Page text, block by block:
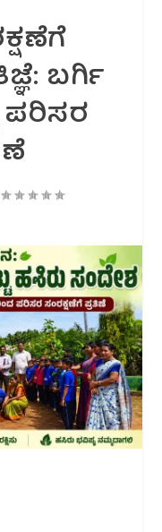
ಬರ್ಗಿ
ಪರಿಸರ